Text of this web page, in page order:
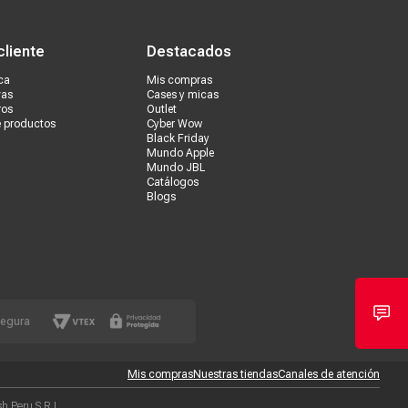
productos
Destacados
Mis compras
Cases y micas
Outlet
Cyber Wow
Black Friday
Mundo Apple
Mundo JBL
Catálogos
Blogs
Mis comprasNuestras tiendasCanales de atención